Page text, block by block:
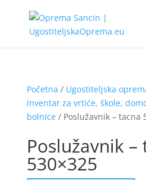
Početna / Ugostiteljska
inventar za vrtiće, škole,
bolnice/ Poslužavnik – tacna
Poslužavnik –
530×325